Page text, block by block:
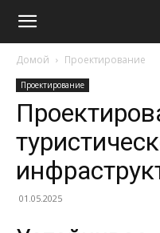
Домой Проектирование
Проектирование
01.05.2025